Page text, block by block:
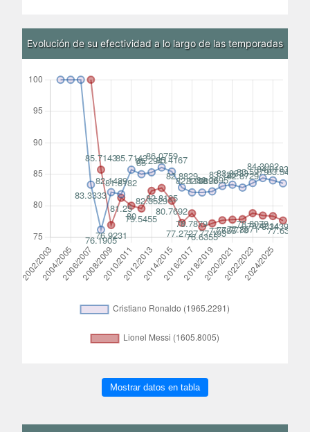
Evolución de su efectividad a lo largo de las temporadas
Mostrar datos en tabla